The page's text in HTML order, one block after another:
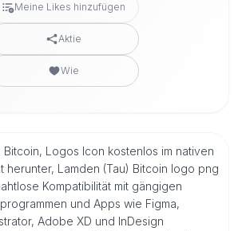
Meine Likes hinzufügen
Aktie
Wie
Logos Icon kostenlos im nativen
herunter, Lamden (Tau) Bitcoin logo png
Kompatibilität mit gängigen
und Apps wie Figma,
Adobe XD und InDesign